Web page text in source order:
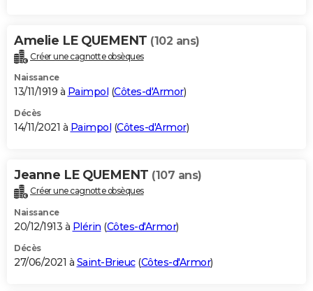
Amelie LE QUEMENT (102 ans)
Créer une cagnotte obsèques
Naissance
13/11/1919 à Paimpol (Côtes-d'Armor)
Décès
14/11/2021 à Paimpol (Côtes-d'Armor)
Jeanne LE QUEMENT (107 ans)
Créer une cagnotte obsèques
Naissance
20/12/1913 à Plérin (Côtes-d'Armor)
Décès
27/06/2021 à Saint-Brieuc(Côtes-d'Armor)